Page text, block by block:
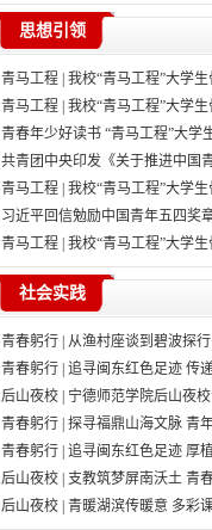
思想引领
青马工程 | 我校“青马工程”大学
青马工程 | 我校“青马工程”大学
青春年少好读书 “青马工程”大学
共青团中央印发《关于推进中国
青马工程 | 我校“青马工程”大学
习近平回信勉励中国青年五四奖
青马工程 | 我校“青马工程”大学
社会实践
青春躬行 | 从渔村座谈到碧波探
青春躬行 | 追寻闽东红色足迹 传
后山夜校 | 宁德师范学院后山夜
青春躬行 | 探寻福鼎山海文脉 青
青春躬行 | 追寻闽东红色足迹 厚
后山夜校 | 支教筑梦屏南沃土 青
后山夜校 | 青暖湖滨传暖意 多彩